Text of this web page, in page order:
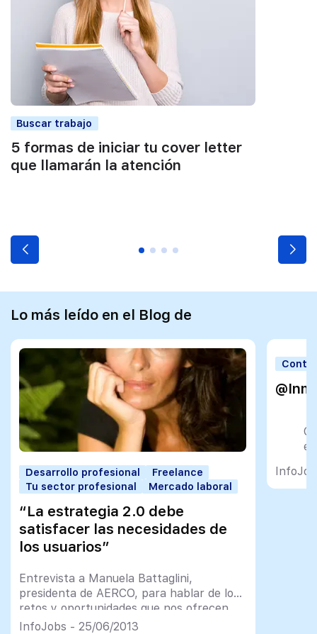
Buscar trabajo
5 formas de iniciar tu cover letter
que llamarán la atención
Lo más leído en el Blog de
Desarrollo profesional
Freelance
Tu sector profesional
Mercado laboral
“La estrategia 2.0 debe
satisfacer las necesidades de
los usuarios”
Entrevista a Manuela Battaglini,
presidenta de AERCO, para hablar de los
retos y oportunidades que nos ofrecen
los Social Media
InfoJobs - 25/06/2013